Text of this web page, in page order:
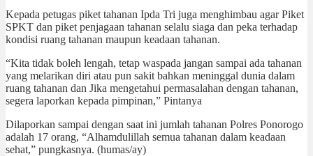
Kepada petugas piket tahanan Ipda Tri juga menghimbau agar Piket
SPKT dan piket penjagaan tahanan selalu siaga dan peka terhadap
kondisi ruang tahanan maupun keadaan tahanan.
“Kita tidak boleh lengah, tetap waspada jangan sampai ada tahanan
yang melarikan diri atau pun sakit bahkan meninggal dunia dalam
ruang tahanan dan Jika mengetahui permasalahan dengan tahanan,
segera laporkan kepada pimpinan,” Pintanya
Dilaporkan sampai dengan saat ini jumlah tahanan Polres Ponorogo
adalah 17 orang, “Alhamdulillah semua tahanan dalam keadaan
sehat,” pungkasnya. (humas/ay)